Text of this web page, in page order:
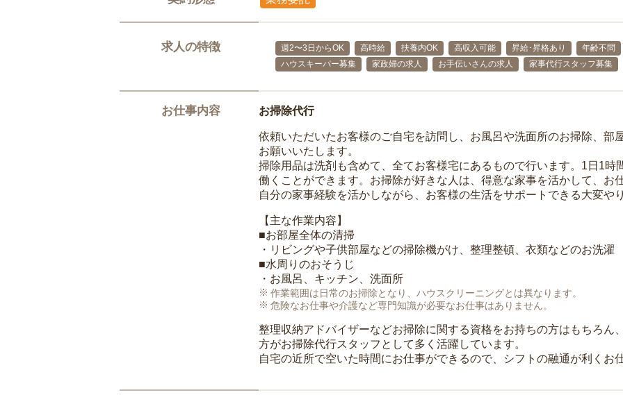
求人の特徴 週2〜3日からOK 高時給 扶養内OK 高収入可能 昇給･昇格あり 年齢不問
ハウスキーパー募集
家政婦の求人 お手伝いさんの求人 家事代行スタッフ募集
お仕事内容 お掃除代行
依頼いただいたお客様のご自宅を訪問し、お風呂や洗面所のお掃除、部
お願いいたします。
掃除用品は洗剤も含めて、全てお客様宅にあるもので行います。1日1時
働くことができます。お掃除が好きな人は、得意な家事を活かして、お
自分の家事経験を活かしながら、お客様の生活をサポートできる大変や
【主な作業内容】
■お部屋全体の清掃
・リビングや子供部屋などの掃除機がけ、整理整頓、衣類などのお洗濯
■水周りのおそうじ
・お風呂、キッチン、洗面所
作業範囲は日常のお掃除となり、ハウスクリーニングとは異なります。
危険なお仕事や介護など専門知識が必要なお仕事はありません。
整理収納アドバイザーなどお掃除に関する資格をお持ちの方はもちろん
方がお掃除代行スタッフとして多く活躍しています。
自宅の近所で空いた時間にお仕事ができるので、シフトの融通が利くお